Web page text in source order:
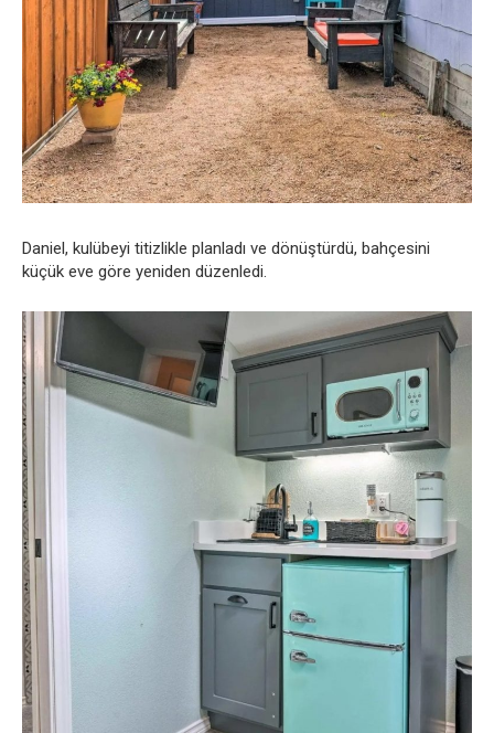
Daniel, kulübeyi titizlikle planladı ve dönüştürdü, bahçesini
küçük eve göre yeniden düzenledi.